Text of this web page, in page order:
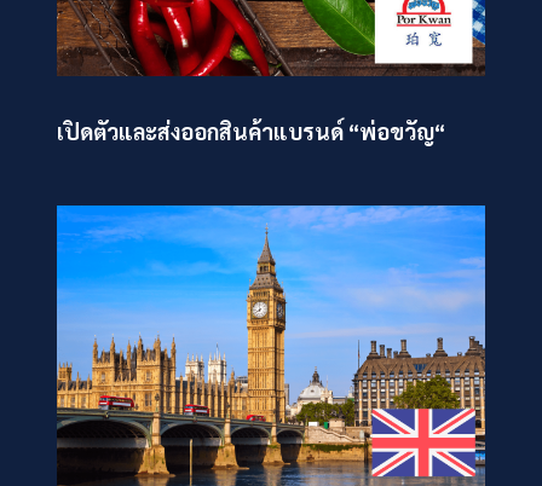
เปิดตัวและส่งออกสินค้าแบรนด์ “พ่อขวัญ“